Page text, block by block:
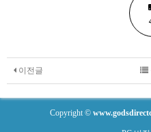
이전글
Copyright ©